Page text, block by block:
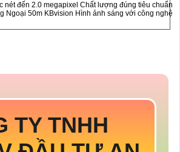
nét đến 2.0 megapixel Chất lượng đúng tiêu chuẩn
Ngoại 50m KBvision Hình ảnh sáng với công nghệ
TY TNHH